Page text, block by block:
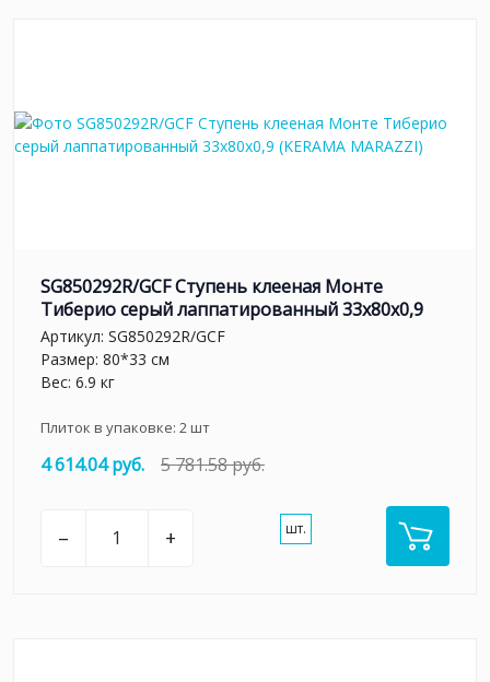
SG850292R/GCF Ступень клееная Монте
Тиберио серый лаппатированный 33x80x0,9
Артикул: SG850292R/GCF
Размер: 80*33 см
Вес: 6.9 кг
Плиток в упаковке: 2шт
4 614.04 руб. 5 781.58 руб.
– + шт.